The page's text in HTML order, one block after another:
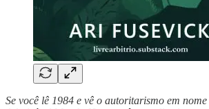
Se você lê 1984 e vê o autoritarismo em nome